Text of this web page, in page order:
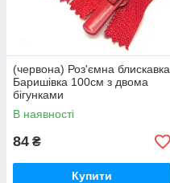
(червона) Роз'ємна блискавка
Баришівка 100см з двома
бігунками
В наявності
84 ₴
Купити